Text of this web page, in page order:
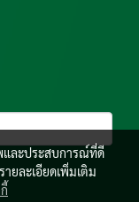
และประสบการณ์ที่ดี
ยละเอียดเพิ่มเติม